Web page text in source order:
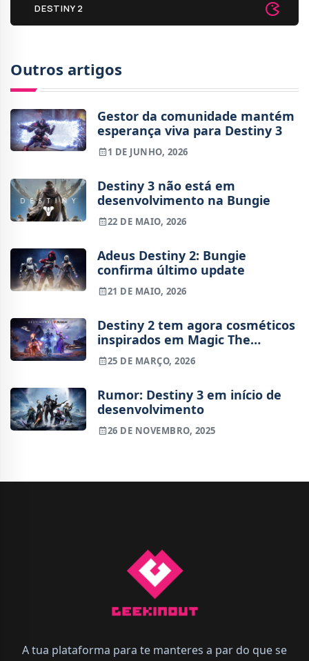
DESTINY 2
Outros artigos
Gestor da comunidade mantém
esperança viva para Destiny 3
1 DE JUNHO, 2026
Destiny 3 não está em
desenvolvimento na Bungie
22 DE MAIO, 2026
Adeus Destiny 2: Bungie
confirma último update
21 DE MAIO, 2026
Destiny 2 tem agora cosméticos
inspirados em Magic The
Gathering
25 DE MARÇO, 2026
Rumor: Destiny 3 em início de
desenvolvimento
26 DE NOVEMBRO, 2025
A tua plataforma para te manteres a par do que se